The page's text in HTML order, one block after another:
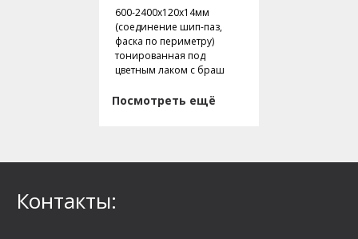
600-2400х120х14мм
(соединение шип-паз,
фаска по периметру)
тонированная под
цветным лаком с браш
Посмотреть ещё
Контакты: